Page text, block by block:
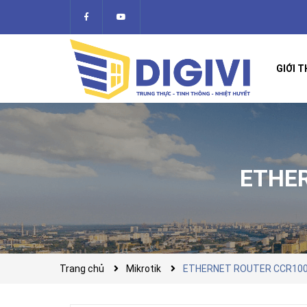
GIỚI
Trang chủ Mikrotik ETHERNET ROUTER